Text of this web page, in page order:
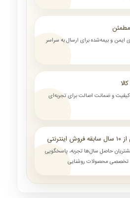
ایمن و بیمه‌شده برای ارسال به سراسر
و ضمانت اصالت برای تجربه‌ای
حاصل سال‌ها تجربه، پاسخگویی
محصولات روشنایی